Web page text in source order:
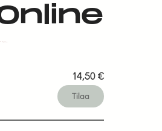
14,50 €
Tilaa